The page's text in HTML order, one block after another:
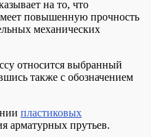
на то, что
повышенную прочность
механических
относится выбранный
также с обозначением
пластиковых
арматурных прутьев.